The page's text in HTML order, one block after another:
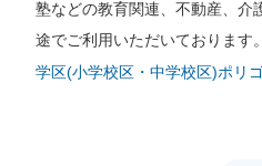
塾などの教育関連、不動産、介
途でご利用いただいております。
学区(小学校区・中学校区)ポリ